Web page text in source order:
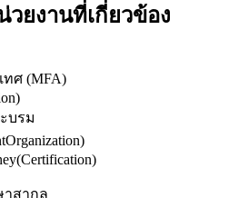
ยงานที่เกี่ยวข้อง
ทศ (MFA)
)
บรม
)
(Certification)
สากล